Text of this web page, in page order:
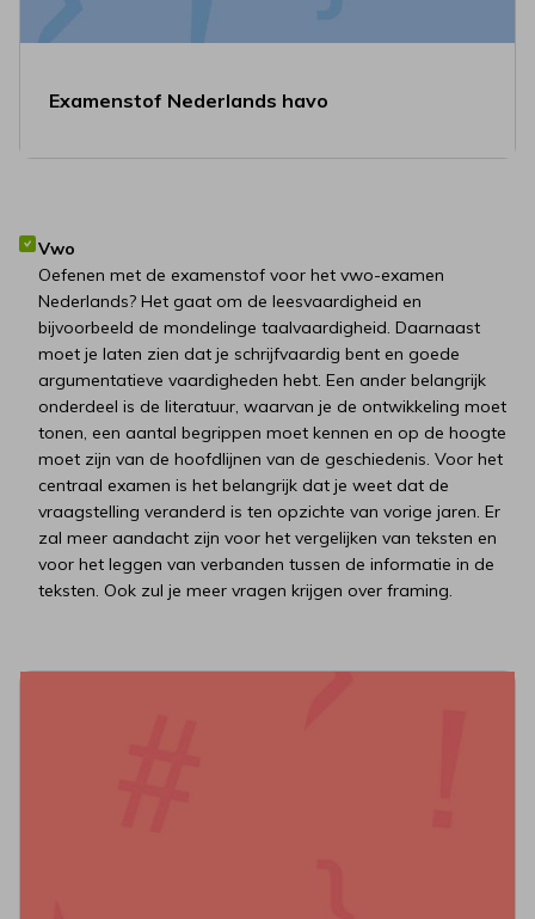
Examenstof Nederlands havo
Vwo
Oefenen met de examenstof voor het vwo-examen
Nederlands? Het gaat om de leesvaardigheid en
bijvoorbeeld de mondelinge taalvaardigheid. Daarnaast
moet je laten zien dat je schrijfvaardig bent en goede
argumentatieve vaardigheden hebt. Een ander belangrijk
onderdeel is de literatuur, waarvan je de ontwikkeling moet
tonen, een aantal begrippen moet kennen en op de hoogte
moet zijn van de hoofdlijnen van de geschiedenis. Voor het
centraal examen is het belangrijk dat je weet dat de
vraagstelling veranderd is ten opzichte van vorige jaren. Er
zal meer aandacht zijn voor het vergelijken van teksten en
voor het leggen van verbanden tussen de informatie in de
teksten. Ook zul je meer vragen krijgen over framing.